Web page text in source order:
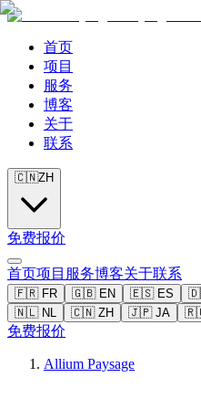
首页
项目
服务
博客
关于
联系
🇨🇳ZH
免费报价
首页项目 服务博客关于联系
🇫🇷 FR 🇬🇧 EN 🇪🇸 ES
🇳🇱 NL 🇨🇳 ZH 🇯🇵 JA
免费报价
Allium Paysage